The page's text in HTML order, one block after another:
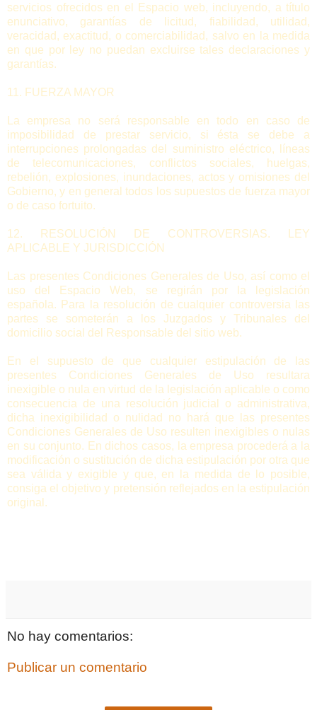
servicios ofrecidos en el Espacio web, incluyendo, a título
enunciativo, garantías de licitud, fiabilidad, utilidad,
veracidad, exactitud, o comerciabilidad, salvo en la medida
en que por ley no puedan excluirse tales declaraciones y
garantías.
11. FUERZA MAYOR
La empresa no será responsable en todo en caso de
imposibilidad de prestar servicio, si ésta se debe a
interrupciones prolongadas del suministro eléctrico, líneas
de telecomunicaciones, conflictos sociales, huelgas,
rebelión, explosiones, inundaciones, actos y omisiones del
Gobierno, y en general todos los supuestos de fuerza mayor
o de caso fortuito.
12. RESOLUCIÓN DE CONTROVERSIAS. LEY
APLICABLE Y JURISDICCIÓN
Las presentes Condiciones Generales de Uso, así como el
uso del Espacio Web, se regirán por la legislación
española. Para la resolución de cualquier controversia las
partes se someterán a los Juzgados y Tribunales del
domicilio social del Responsable del sitio web.
En el supuesto de que cualquier estipulación de las
presentes Condiciones Generales de Uso resultara
inexigible o nula en virtud de la legislación aplicable o como
consecuencia de una resolución judicial o administrativa,
dicha inexigibilidad o nulidad no hará que las presentes
Condiciones Generales de Uso resulten inexigibles o nulas
en su conjunto. En dichos casos, la empresa procederá a la
modificación o sustitución de dicha estipulación por otra que
sea válida y exigible y que, en la medida de lo posible,
consiga el objetivo y pretensión reflejados en la estipulación
original.
No hay comentarios:
Publicar un comentario